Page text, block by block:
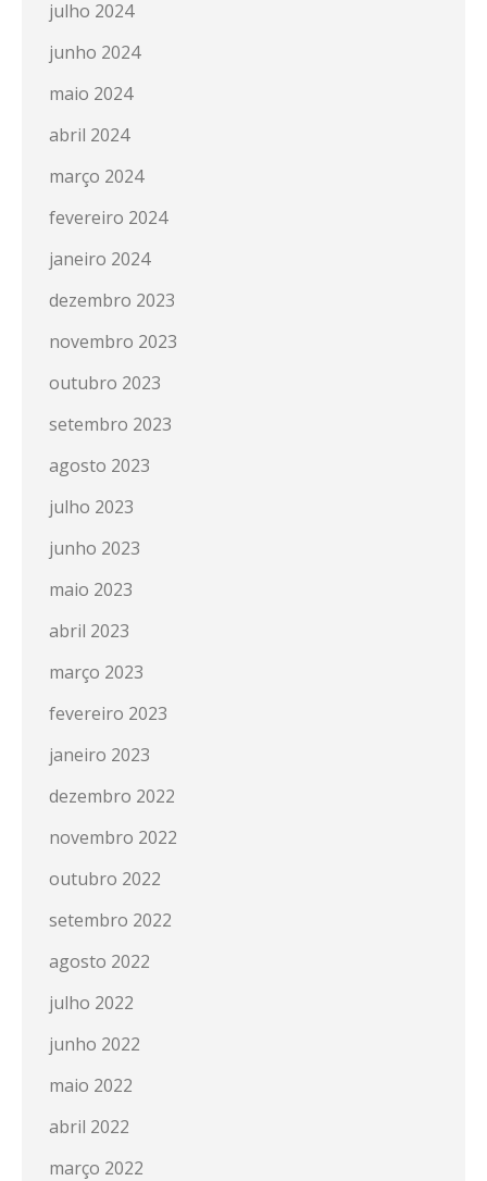
julho 2024
junho 2024
maio 2024
abril 2024
março 2024
fevereiro 2024
janeiro 2024
dezembro 2023
novembro 2023
outubro 2023
setembro 2023
agosto 2023
julho 2023
junho 2023
maio 2023
abril 2023
março 2023
fevereiro 2023
janeiro 2023
dezembro 2022
novembro 2022
outubro 2022
setembro 2022
agosto 2022
julho 2022
junho 2022
maio 2022
abril 2022
março 2022